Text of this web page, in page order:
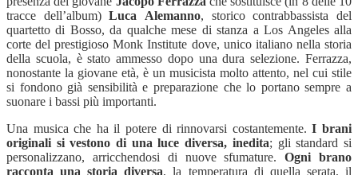
tracce dell’album)Luca Alemanno, storico contrabbassista del
quartetto di Bosso, da qualche mese di stanza a Los Angeles alla
corte del prestigioso Monk Institute dove, unico italiano nella storia
della scuola, è stato ammesso dopo una dura selezione. Ferrazza,
nonostante la giovane età, è un musicista molto attento, nel cui stile
si fondono già sensibilità e preparazione che lo portano sempre a
suonare i bassi più importanti.
Una musica che ha il potere di rinnovarsi costantemente.I brani
originali si vestono di una luce diversa, inedita; gli standard si
personalizzano, arricchendosi di nuove sfumature.Ogni brano
racconta una storia diversa, la temperatura di quella serata, il